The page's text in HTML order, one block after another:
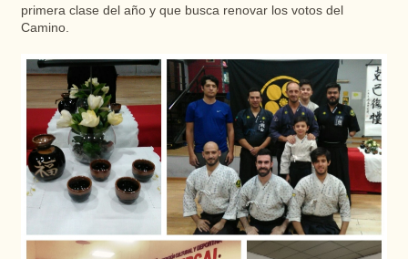
primera clase del año y que busca renovar los votos del
Camino.